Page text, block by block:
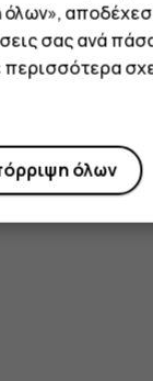
όλων»,
σας ανά
όλων